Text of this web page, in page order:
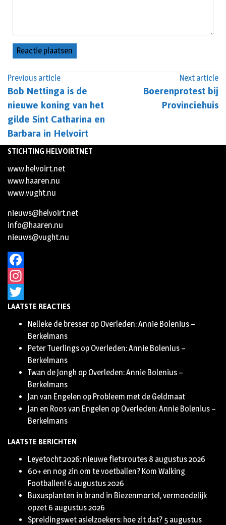
Previous article
Bob Nettinga is de
nieuwe koning van het
gilde Sint Catharina en
Barbara in Helvoirt
Next article
Boerenprotest bij
Provinciehuis
STICHTING HELVOIRTNET
www.helvoirt.net
www.haaren.nu
www.vught.nu
nieuws@helvoirt.net
info@haaren.nu
nieuws@vught.nu
Facebook
Instagram
Twitter
LAATSTE REACTIES
Nelleke de bresser op Overleden: Annie Bolenius –
Berkelmans
Peter Tuerlings op Overleden: Annie Bolenius –
Berkelmans
Twan de Jongh op Overleden: Annie Bolenius –
Berkelmans
Jan van Engelen op Probleem met de Geldmaat
Jan en Roos van Engelen op Overleden: Annie Bolenius –
Berkelmans
LAATSTE BERICHTEN
Leyetocht 2026: nieuwe fietsroutes 8 augustus 2026
60+ en nog zin om te voetballen? Kom Walking
Footballen! 6 augustus 2026
Buxusplanten in brand in Biezenmortel, vermoedelijk
opzet 6 augustus 2026
Spreidingswet asielzoekers: hoe zit dat? 5 augustus